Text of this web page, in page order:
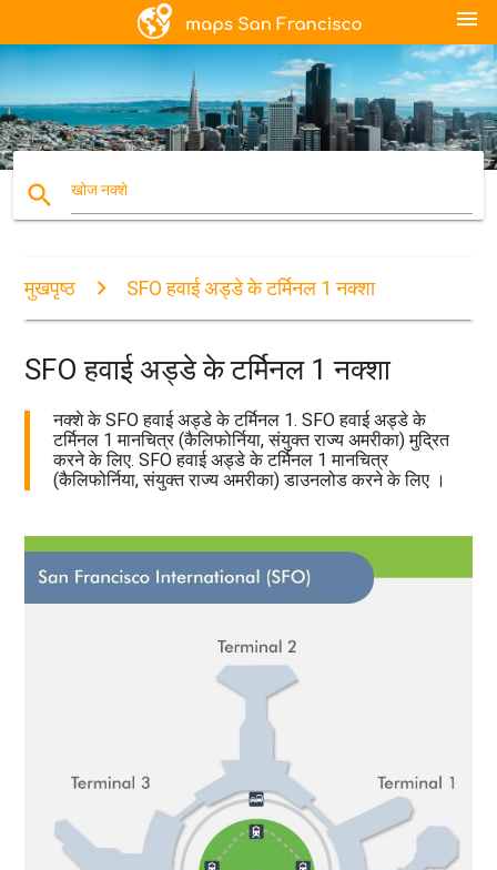
menu
search खोज नक्शे
मुखपृष्ठ SFO हवाई अड्डे के टर्मिनल 1 नक्शा
SFO हवाई अड्डे के टर्मिनल 1 नक्शा
नक्शे के SFO हवाई अड्डे के टर्मिनल 1. SFO हवाई अड्डे के
टर्मिनल 1 मानचित्र (कैलिफोर्निया, संयुक्त राज्य अमरीका) मुद्रित
करने के लिए. SFO हवाई अड्डे के टर्मिनल 1 मानचित्र
(कैलिफोर्निया, संयुक्त राज्य अमरीका) डाउनलोड करने के लिए ।